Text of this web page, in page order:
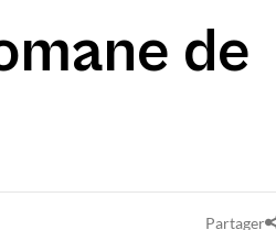
de
Partager